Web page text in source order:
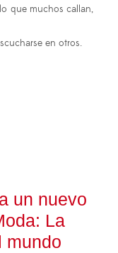
que muchos callan,
en otros.
un nuevo
La
mundo